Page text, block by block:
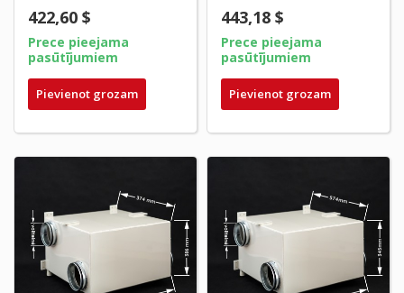
422,60 $
Prece pieejama
pasūtījumiem
Pievienot grozam
443,18 $
Prece pieejama
pasūtījumiem
Pievienot grozam